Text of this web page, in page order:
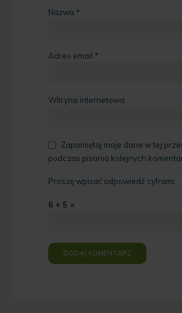
Nazwa *
Adres email *
Witryna internetowa
Zapamiętaj moje dane w tej
podczas pisania kolejnych
Proszę wpisać odpowiedź cyframi:
6 + 5 =